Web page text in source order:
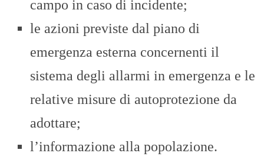
campo in caso di incidente;
le azioni previste dal piano di
emergenza esterna concernenti il
sistema degli allarmi in emergenza e le
relative misure di autoprotezione da
adottare;
l’informazione alla popolazione.